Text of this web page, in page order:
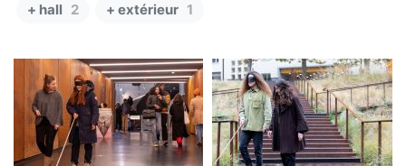
+ hall 2 + extérieur 1